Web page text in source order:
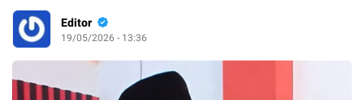
Editor
19/05/2026 - 13:36